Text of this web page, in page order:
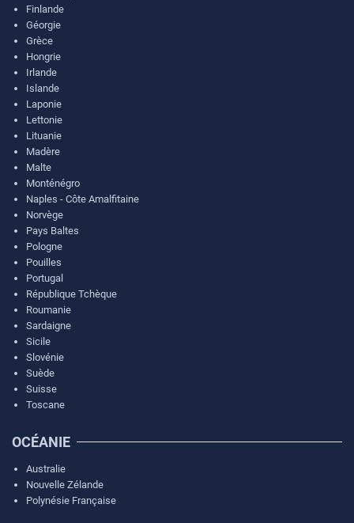
Finlande
Géorgie
Grèce
Hongrie
Irlande
Islande
Laponie
Lettonie
Lituanie
Madère
Malte
Monténégro
Naples - Côte Amalfitaine
Norvège
Pays Baltes
Pologne
Pouilles
Portugal
République Tchèque
Roumanie
Sardaigne
Sicile
Slovénie
Suède
Suisse
Toscane
OCÉANIE
Australie
Nouvelle Zélande
Polynésie Française